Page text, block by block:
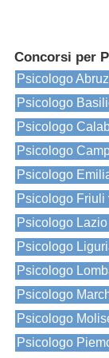
Concorsi per
Psicologo
Psicologo
Psicologo
Psicologo
Psicologo
Psicologo
Psicologo Lazio
Psicologo
Psicologo
Psicologo
Psicologo
Psicologo